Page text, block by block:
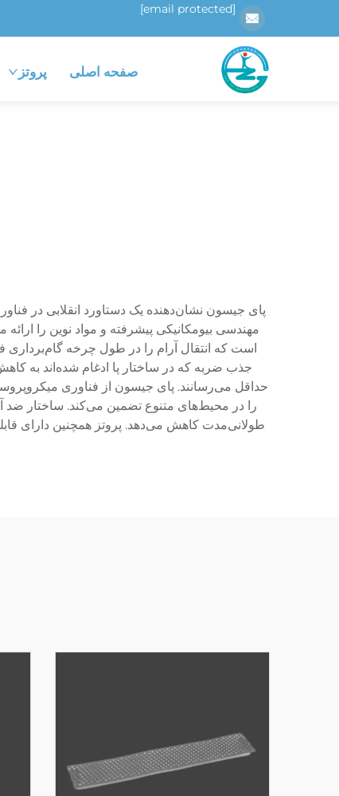
[email protected]
صفحه اصلی پروتز
پای جیسون نشان‌دهنده یک دستاورد انقلابی در
مهندسی بیومکانیکی پیشرفته و مواد نوین را
است که انتقال آرام را در طول چرخه گام‌برداری
جذب ضربه که در ساختار پا ادغام شده‌اند به
حداقل می‌رسانند. پای جیسون از فناوری
را در محیط‌های متنوع تضمین می‌کند. ساختار
طولانی‌مدت کاهش می‌دهد. پروتز همچنین دارای